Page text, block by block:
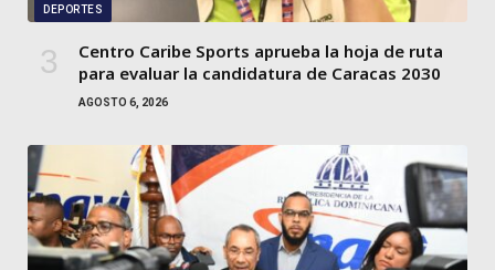
DEPORTES
Centro Caribe Sports aprueba la hoja de ruta
para evaluar la candidatura de Caracas 2030
AGOSTO 6, 2026